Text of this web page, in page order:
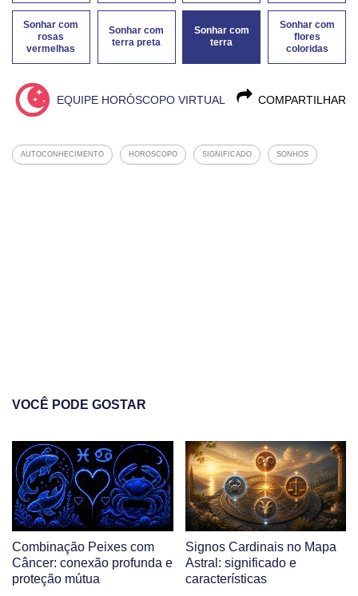
Sonhar com
rosas
vermelhas
Sonhar com
terra preta
Sonhar com
terra
Sonhar com
flores
coloridas
COMPARTILHAR
EQUIPE HORÓSCOPO VIRTUAL
AUTOCONHECIMENTO HOROSCOPO SIGNIFICADO SONHOS
VOCÊ PODE GOSTAR
Combinação Peixes com
Câncer: conexão profunda e
proteção mútua
Signos Cardinais no Mapa
Astral: significado e
características